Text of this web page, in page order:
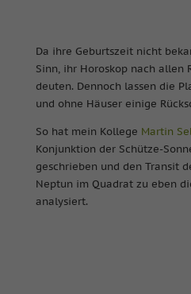
Da ihre Geburtszeit nicht
Sinn, ihr Horoskop nach allen
deuten. Dennoch lassen die
und ohne Häuser einige
So hat mein Kollege Martin
Konjunktion der Schütze-
geschrieben und den Transit
Neptun im Quadrat zu eben
analysiert.